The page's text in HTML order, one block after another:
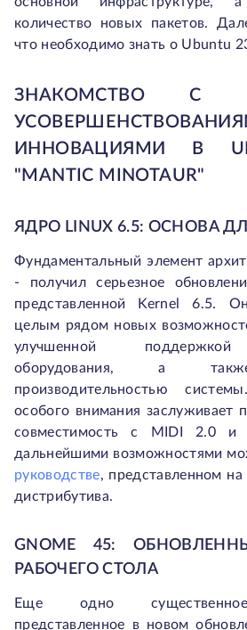
количество новых пакетов.
что необходимо знать о Ubuntu
ЗНАКОМСТВО С
ИННОВАЦИЯМИ В
"MANTIC MINOTAUR"
ЯДРО LINUX 6.5: ОСНОВА
Фундаментальный элемент
- получил серьезное
представленной Kernel 6.5.
целым рядом новых
улучшенной поддержкой
оборудования, а
производительностью
особого внимания заслуживает
совместимость с MIDI 2.0 и
дальнейшими возможностями
руководстве, представленном
дистрибутива.
GNOME 45:
РАБОЧЕГО СТОЛА
Еще одно существенное
представленное в новом